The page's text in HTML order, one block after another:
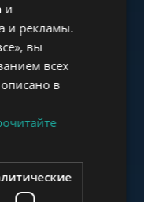
ITALIAN
SPANISH
RUSSIAN
и
и рекламы.
вы
всех
в